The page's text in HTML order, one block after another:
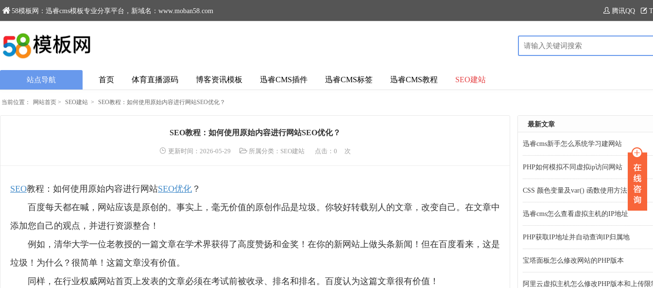
58模板网：迅睿cms模板专业分享平台，新域名：www.moban58.com 腾讯QQ
站点导航 首页 体育直播源码 博客资讯模板 迅睿CMS插件 迅睿CMS标签 迅睿CMS教程 SEO建站
当前位置： 网站首页 > SEO建站 > SEO教程：如何使用原始内容进行网站SEO优化？
SEO教程：如何使用原始内容进行网站SEO优化？
更新时间：2026-05-29 所属分类： SEO建站 点击： 0 次
SEO教程：如何使用原始内容进行网站SEO优化 ？
百度每天都在喊，网站应该是原创的。事实上，毫无价值的原创作品是垃圾。你较好转载别人的文章，改变自己。在文章中
添加您自己的观点，并进行资源整合！
例如，清华大学一位老教授的一篇文章在学术界获得了高度赞扬和金奖！在你的新网站上做头条新闻！但在百度看来，这是
垃圾！为什么？很简单！这篇文章没有价值。
同样，在行业权威网站首页上发表的文章必须在考试前被收录、排名和排名。百度认为这篇文章很有价值！
最新文章
迅睿cms新手怎么系统学习建网站
PHP如何模拟不同虚拟ip访问网站
CSS 颜色变量及var() 函数使用方法
迅睿cms怎么查看虚拟主机的IP地址
PHP获取IP地址并自动查询IP归属地
宝塔面板怎么修改网站的PHP版本
阿里云虚拟主机怎么修改PHP版本和上传限